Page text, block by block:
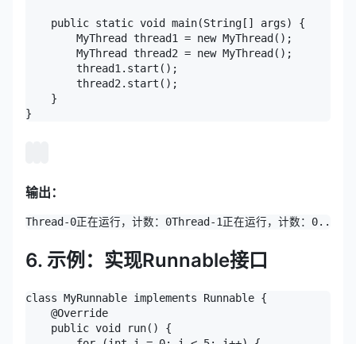
    public static void main(String[] args) {
        MyThread thread1 = new MyThread();
        MyThread thread2 = new MyThread();
        thread1.start();
        thread2.start();
    }
}
输出：
Thread-0正在运行，计数：0Thread-1正在运行，计数：0...（
6. 示例：实现Runnable接口
class MyRunnable implements Runnable {
    @Override
    public void run() {